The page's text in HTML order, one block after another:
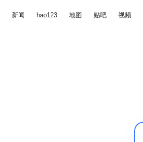
新闻 hao123 地图 贴吧 视频